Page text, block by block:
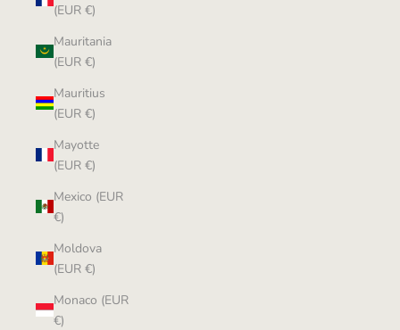
(EUR €)
Mauritania
(EUR €)
Mauritius
(EUR €)
Mayotte
(EUR €)
Mexico (EUR
€)
Moldova
(EUR €)
Monaco (EUR
€)